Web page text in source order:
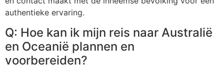
authentieke ervaring.
Q: Hoe kan ik mijn reis naar Australië
en Oceanië plannen en
voorbereiden?